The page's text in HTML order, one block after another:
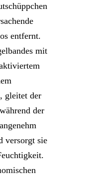
entfernt.
mit
gleitet der
der
versorgt sie